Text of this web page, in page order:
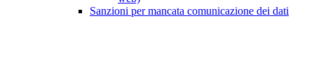
Sanzioni per mancata comunicazione dei dati